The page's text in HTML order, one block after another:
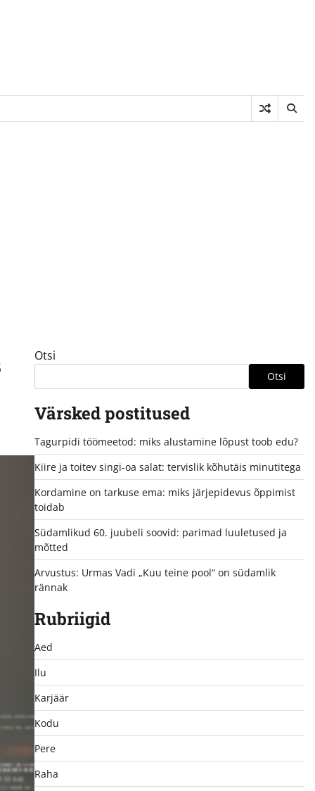
Otsi
Otsi
Värsked postitused
Tagurpidi töömeetod: miks alustamine lõpust toob edu?
Kiire ja toitev singi-oa salat: tervislik kõhutäis minutitega
Kordamine on tarkuse ema: miks järjepidevus õppimist
toidab
Südamlikud 60. juubeli soovid: parimad luuletused ja
mõtted
Arvustus: Urmas Vadi „Kuu teine pool“ on südamlik
rännak
Rubriigid
Aed
Ilu
Karjäär
Kodu
Pere
Raha